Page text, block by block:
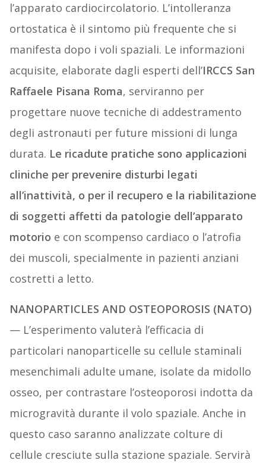
l’apparato cardiocircolatorio. L’intolleranza
ortostatica è il sintomo più frequente che si
manifesta dopo i voli spaziali. Le informazioni
acquisite, elaborate dagli esperti dell’IRCCS San
Raffaele Pisana Roma, serviranno per
progettare nuove tecniche di addestramento
degli astronauti per future missioni di lunga
durata. Le ricadute pratiche sono applicazioni
cliniche per prevenire disturbi legati
all’inattività, o per il recupero e la riabilitazione
di soggetti affetti da patologie dell’apparato
motorio e con scompenso cardiaco o l’atrofia
dei muscoli, specialmente in pazienti anziani
costretti a letto.
NANOPARTICLES AND OSTEOPOROSIS (NATO)
— L’esperimento valuterà l’efficacia di
particolari nanoparticelle su cellule staminali
mesenchimali adulte umane, isolate da midollo
osseo, per contrastare l’osteoporosi indotta da
microgravità durante il volo spaziale. Anche in
questo caso saranno analizzate colture di
cellule cresciute sulla stazione spaziale. Servirà